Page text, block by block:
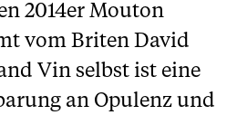
2014er Mouton
vom Briten David
Vin selbst ist eine
an Opulenz und